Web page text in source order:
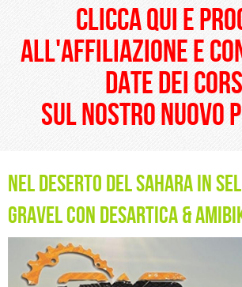
clicca qui e
all'affiliazione e
date dei
sul nostro nuovo
Nel Deserto del Sahara in
Gravel con Desartica &